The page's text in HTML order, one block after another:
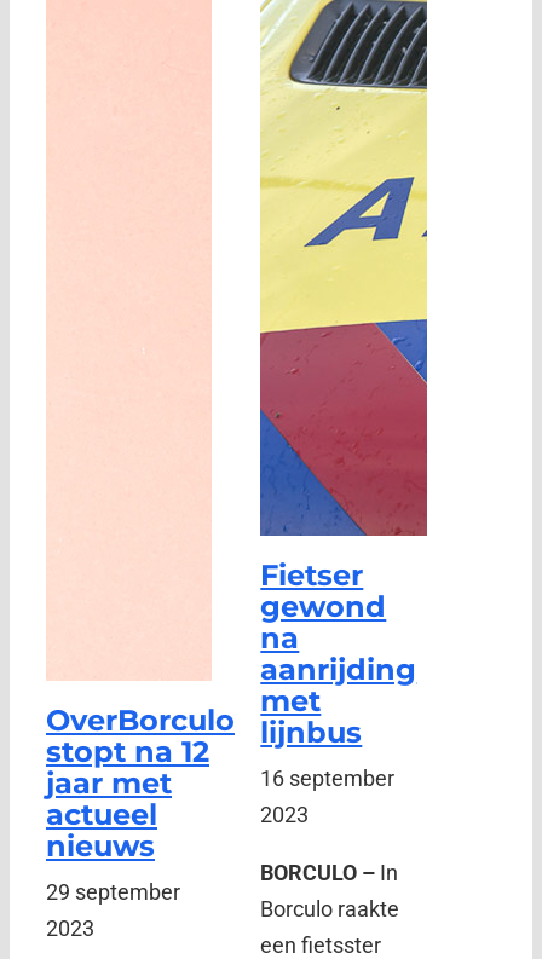
OverBorculo
stopt na 12
jaar met
actueel
nieuws
29 september
2023
Fietser
gewond
na
aanrijding
met
lijnbus
16 september
2023
BORCULO – In
Borculo raakte
een fietsster